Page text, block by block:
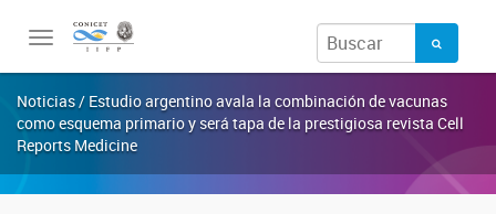
Toggle
Noticias / Estudio argentino avala la combinación de vacunas
como esquema primario y será tapa de la prestigiosa revista Cell
Reports Medicine